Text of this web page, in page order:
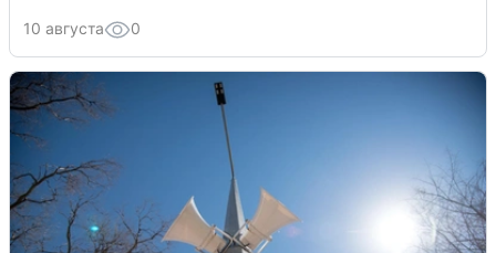
10 августа 0